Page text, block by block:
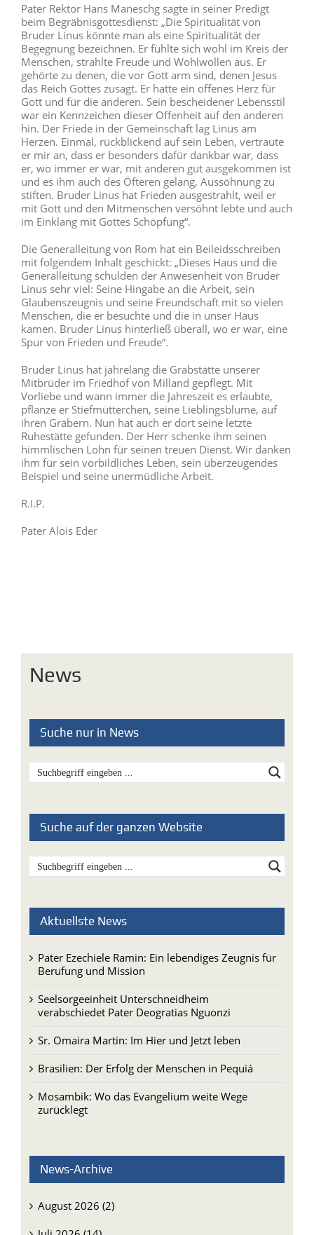
Pater Rektor Hans Maneschg sagte in seiner Predigt
beim Begräbnisgottesdienst: „Die Spiritualität von
Bruder Linus könnte man als eine Spiritualität der
Begegnung bezeichnen. Er fühlte sich wohl im Kreis der
Menschen, strahlte Freude und Wohlwollen aus. Er
gehörte zu denen, die vor Gott arm sind, denen Jesus
das Reich Gottes zusagt. Er hatte ein offenes Herz für
Gott und für die anderen. Sein bescheidener Lebensstil
war ein Kennzeichen dieser Offenheit auf den anderen
hin. Der Friede in der Gemeinschaft lag Linus am
Herzen. Einmal, rückblickend auf sein Leben, vertraute
er mir an, dass er besonders dafür dankbar war, dass
er, wo immer er war, mit anderen gut ausgekommen ist
und es ihm auch des Öfteren gelang, Aussöhnung zu
stiften. Bruder Linus hat Frieden ausgestrahlt, weil er
mit Gott und den Mitmenschen versöhnt lebte und auch
im Einklang mit Gottes Schöpfung“.
Die Generalleitung von Rom hat ein Beileidsschreiben
mit folgendem Inhalt geschickt: „Dieses Haus und die
Generalleitung schulden der Anwesenheit von Bruder
Linus sehr viel: Seine Hingabe an die Arbeit, sein
Glaubenszeugnis und seine Freundschaft mit so vielen
Menschen, die er besuchte und die in unser Haus
kamen. Bruder Linus hinterließ überall, wo er war, eine
Spur von Frieden und Freude“.
Bruder Linus hat jahrelang die Grabstätte unserer
Mitbrüder im Friedhof von Milland gepflegt. Mit
Vorliebe und wann immer die Jahreszeit es erlaubte,
pflanze er Stiefmütterchen, seine Lieblingsblume, auf
ihren Gräbern. Nun hat auch er dort seine letzte
Ruhestätte gefunden. Der Herr schenke ihm seinen
himmlischen Lohn für seinen treuen Dienst. Wir danken
ihm für sein vorbildliches Leben, sein überzeugendes
Beispiel und seine unermüdliche Arbeit.
R.I.P.
Pater Alois Eder
News
Suche nur in News
Suche auf der ganzen Website
Aktuellste News
Pater Ezechiele Ramin: Ein lebendiges Zeugnis für
Berufung und Mission
Seelsorgeeinheit Unterschneidheim
verabschiedet Pater Deogratias Nguonzi
Sr. Omaira Martin: Im Hier und Jetzt leben
Brasilien: Der Erfolg der Menschen in Pequiá
Mosambik: Wo das Evangelium weite Wege
zurücklegt
News-Archive
August 2026 (2)